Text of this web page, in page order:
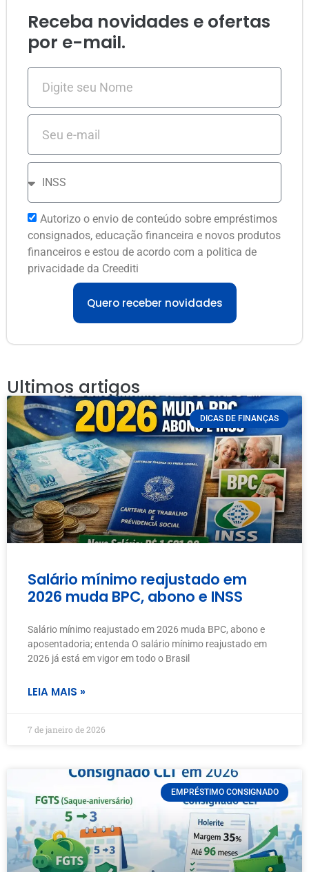
Receba novidades e ofertas
por e-mail.
Autorizo o envio de conteúdo sobre empréstimos
consignados, educação financeira e novos produtos
financeiros e estou de acordo com a politica de
privacidade da Creediti
Quero receber novidades
Ultimos artigos
DICAS DE FINANÇAS
Salário mínimo reajustado em
2026 muda BPC, abono e INSS
Salário mínimo reajustado em 2026 muda BPC, abono e
aposentadoria; entenda O salário mínimo reajustado em
2026 já está em vigor em todo o Brasil
LEIA MAIS »
7 de janeiro de 2026
EMPRÉSTIMO CONSIGNADO